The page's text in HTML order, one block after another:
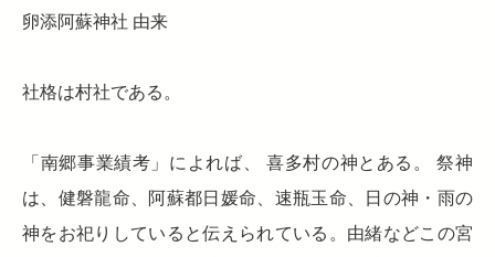
卵添阿蘇神社 由来
社格は村社である。
「南郷事業績考」によれば、 喜多村の神とある。 祭神
は、健磐龍命、阿蘇都日媛命、速瓶玉命、日の神・雨の
神をお祀りしていると伝えられている。由緒などこの宮